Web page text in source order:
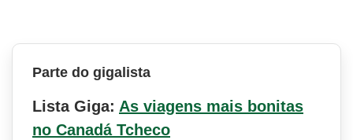
Parte do gigalista
Lista Giga: As viagens mais bonitas
no Canadá Tcheco